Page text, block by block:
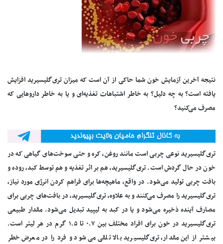
نتیجه آخرین آزمایش خون شما حاکی از آن است که میزان تری‌گلیسیرید افزایش
یافته است؟ به چه دلیل؟ به خاطر اشتباهات تغذیه‌ای و یا به خاطر داروهایی که
مصرف می‌کنید؟
تری‌گلیسیرید نوعی چربی است مانند روغن، کره و حتی سوخت‌های گیاهی که در
خون در حال گردش است. تری‌گلیسیرید، هم بر اثر تغذیه و هم توسط کبد، روده و
بافت چربی تولید می‌شود. در واقع، ماهیچه‌ها برای فراهم کردن انرژی مورد نیاز،
تری‌گلیسیرید را مصرف می‌کنند و به علاوه، تری‌گلیسیرید، در بافت‌های چربی برای
مصارف آینده ذخیره می‌شود و یا در کبد به لیپید تبدیل می‌شود. مقدار طبیعی
تری‌گلیسیرید در خون برای افراد مختلف بین ۰.۷ تا ۱.۵ گرم در هر لیتر است.
بیشتر از این مقدار، تری‌گلیسیرید بالا تلقی می‌شود و فرد را در معرض خطر